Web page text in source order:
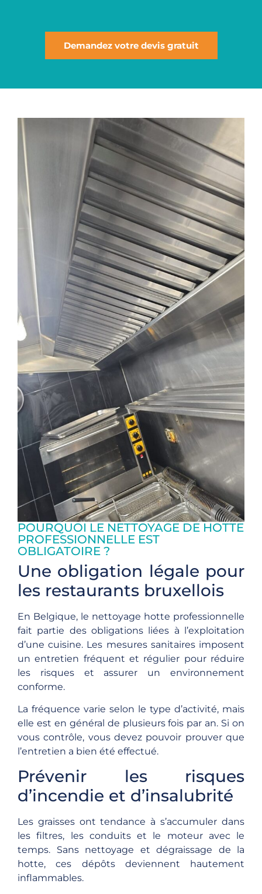
Demandez votre devis gratuit
POURQUOI LE NETTOYAGE DE HOTTE
PROFESSIONNELLE EST
OBLIGATOIRE ?
Une obligation légale pour
les restaurants bruxellois
En Belgique, le nettoyage hotte professionnelle
fait partie des obligations liées à l’exploitation
d’une cuisine. Les mesures sanitaires imposent
un entretien fréquent et régulier pour réduire
les risques et assurer un environnement
conforme.
La fréquence varie selon le type d’activité, mais
elle est en général de plusieurs fois par an. Si on
vous contrôle, vous devez pouvoir prouver que
l’entretien a bien été effectué.
Prévenir les risques
d’incendie et d’insalubrité
Les graisses ont tendance à s’accumuler dans
les filtres, les conduits et le moteur avec le
temps. Sans nettoyage et dégraissage de la
hotte, ces dépôts deviennent hautement
inflammables.